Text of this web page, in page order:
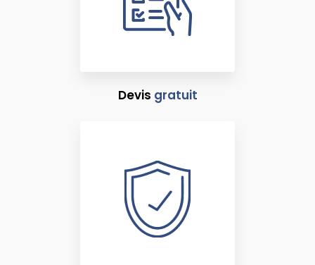
Devis gratuit